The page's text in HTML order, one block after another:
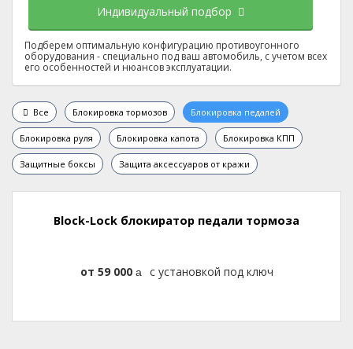
Индивидуальный подбор
Подберем оптимальную конфигурацию противоугонного
оборудования - специально под ваш автомобиль, с учетом всех
его особенностей и нюансов эксплуатации.
Все Блокировка тормозов Блокировка педалей
Блокировка руля Блокировка капота Блокировка КПП
Защитные боксы Защита аксессуаров от кражи
Block-Lock блокиратор педали тормоза
59 000 руб.
с установкой под ключ